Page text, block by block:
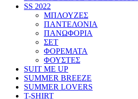
SS 2022
ΜΠΛΟΥΖΕΣ
ΠΑΝΤΕΛΟΝΙΑ
ΠΑΝΩΦΟΡΙΑ
ΣΕΤ
ΦΟΡΕΜΑΤΑ
ΦΟΥΣΤΕΣ
SUIT ME UP
SUMMER BREEZE
SUMMER LOVERS
T-SHIRT